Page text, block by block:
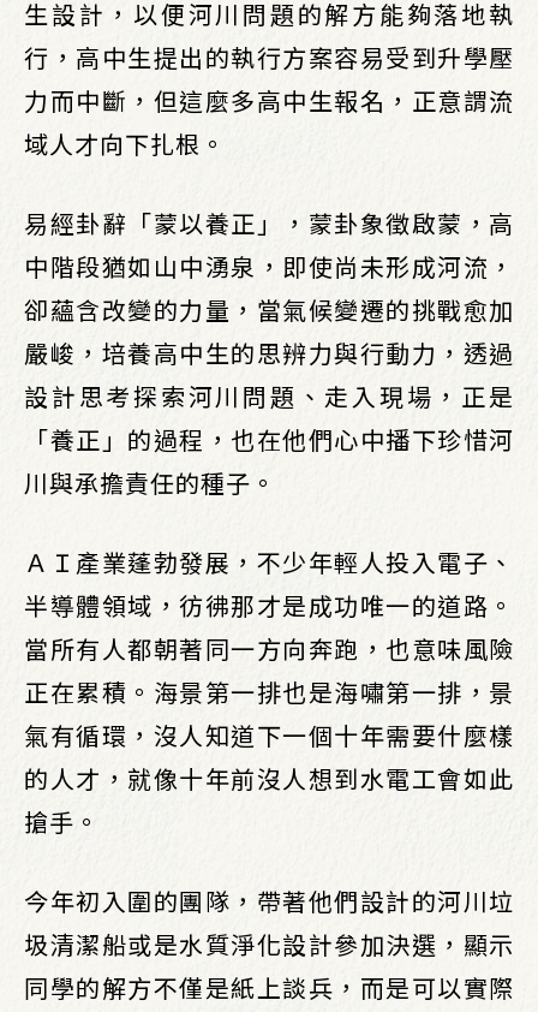
生設計，以便河川問題的解方能夠落地執
行，高中生提出的執行方案容易受到升學壓
力而中斷，但這麼多高中生報名，正意謂流
域人才向下扎根。
易經卦辭「蒙以養正」，蒙卦象徵啟蒙，高
中階段猶如山中湧泉，即使尚未形成河流，
卻蘊含改變的力量，當氣候變遷的挑戰愈加
嚴峻，培養高中生的思辨力與行動力，透過
設計思考探索河川問題、走入現場，正是
「養正」的過程，也在他們心中播下珍惜河
川與承擔責任的種子。
ＡＩ產業蓬勃發展，不少年輕人投入電子、
半導體領域，彷彿那才是成功唯一的道路。
當所有人都朝著同一方向奔跑，也意味風險
正在累積。海景第一排也是海嘯第一排，景
氣有循環，沒人知道下一個十年需要什麼樣
的人才，就像十年前沒人想到水電工會如此
搶手。
今年初入圍的團隊，帶著他們設計的河川垃
圾清潔船或是水質淨化設計參加決選，顯示
同學的解方不僅是紙上談兵，而是可以實際